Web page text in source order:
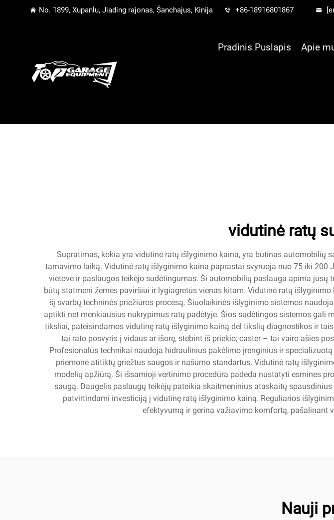
No. 1899, Xupanlu, Jiading rajonas, Šanchajus, Kinija +86-18916801867
Pradinis Puslapis Apie
vidutinė ratų
Supratimas, kokia yra vidutinė ratų išlyginimo kaina, yra būtinas
tarnavimo laiką. Vidutinė ratų išlyginimo kaina paprastai svyruoja nuo 75 iki
vietovė ir paslaugos teikėjo sudėtingumas. Ši automobilių paslauga apima
būtų statmeni žemės paviršiui ir lygiagretūs vienas kitam. Vidutinė ratų
šį svarbų techninės priežiūros procesą. Šiuolaikinės išlyginimo sistemos
aptikti net menkiausius nukrypimus ratų padėtyje. Šios sudėtingos sistemos gali
tiksliai, pateisindamos vidutinę ratų išlyginimo kainą dėl tikslių diagnostikos ir
tai rato posvyris į vidaus ar išorę, stebint iš priekio; caster – tai vairo ašies
Profesionalūs technikai naudoja hidraulinius pakėlimo įrenginius ir
priemonė atitiktų griežtus saugos ir našumo standartus. Vidutinė ratų
modelių apžiūrą. Ši išsamioji vertinimo procedūra padeda nustatyti esmines
saugą. Daugelis paslaugų teikėjų pateikia skaitmeninius ataskaitų
patvirtindami investiciją į vidutinę ratų išlyginimo kainą. Reguliarios
efektyvumą ir gerina važiavimo komfortą, pašalinant
Nauji